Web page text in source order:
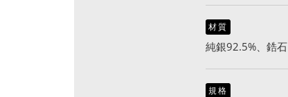
材質
純銀92.5%、鋯石
規格